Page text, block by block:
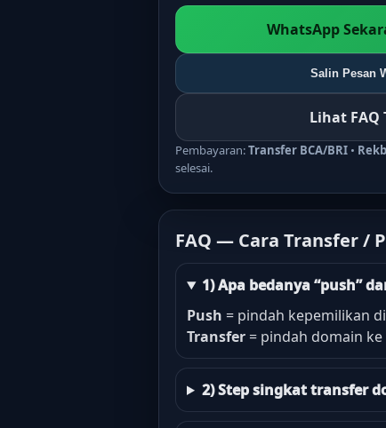
WhatsApp
Salin Pesan
Lihat FAQ
Pembayaran:Transfer BCA/BRI •
selesai.
FAQ — Cara Transfer /
1) Apa bedanya “push”
Push = pindah kepemilikan
Transfer = pindah domain
2) Step singkat transfer